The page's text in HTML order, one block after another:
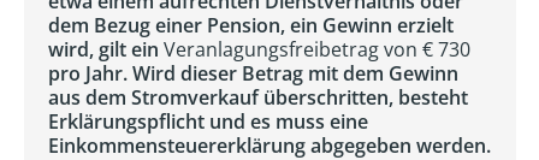
dem Bezug einer Pension, ein Gewinn erzielt
wird, gilt ein Veranlagungsfreibetrag von € 730
pro Jahr. Wird dieser Betrag mit dem Gewinn
aus dem Stromverkauf überschritten, besteht
Erklärungspflicht und es muss eine
Einkommensteuererklärung abgegeben werden.